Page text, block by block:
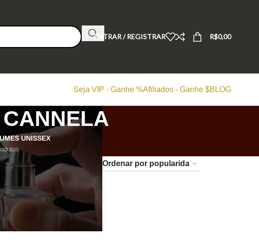
ENTRAR / REGISTRAR R$0,00
Seja VIP - Ganhe %Afiliados - Ganhe $BLOG
UNISSEX
12 18 24